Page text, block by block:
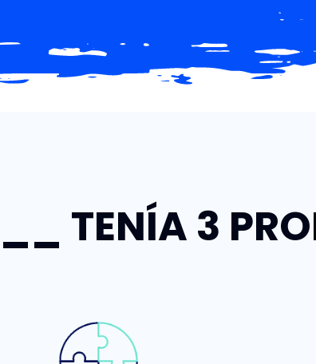
TENÍA 3